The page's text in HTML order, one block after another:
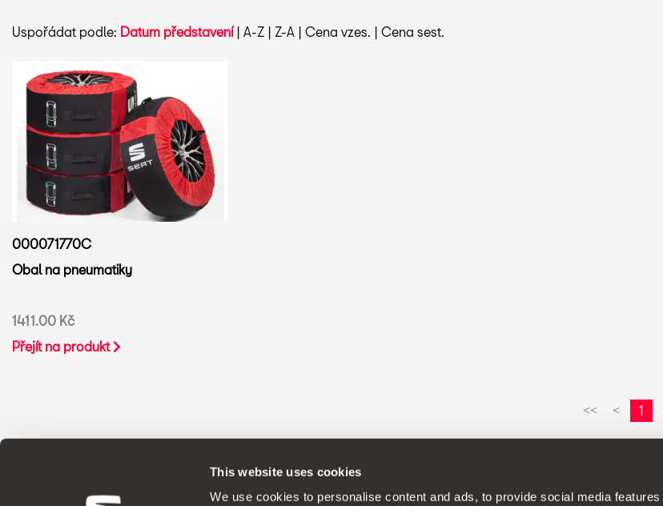
This website uses cookies
We use cookies to personalise content and ads, to provide social media
Uspořádat podle: Datum představení| A-Z | Z-A | Cena vzes. | Cena sest.
000071770C
Obal na pneumatiky
1411.00 Kč
Přejít na produkt
<< < 1
ORIGINÁLNÍ PŘÍSLUŠENSTVÍ - SEAT neustále vyvíjí své produkty a vyhrazuje si